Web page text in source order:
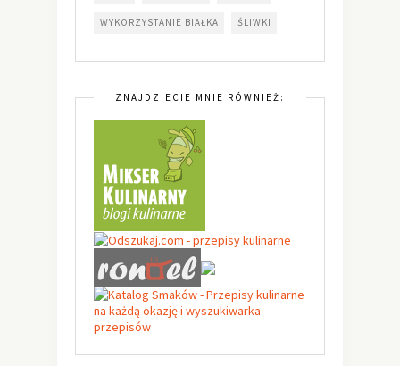
WYKORZYSTANIE BIAŁKA ŚLIWKI
ZNAJDZIECIE MNIE RÓWNIEŻ: